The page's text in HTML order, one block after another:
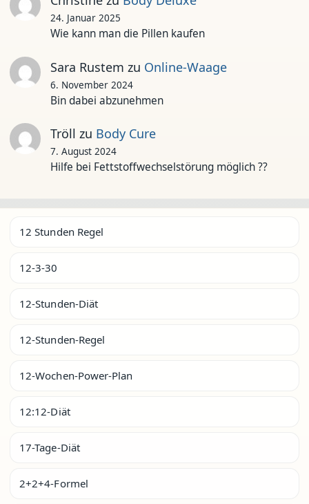
24. Januar 2025
Wie kann man die Pillen kaufen
Sara Rustem zu Online-Waage
6. November 2024
Bin dabei abzunehmen
Tröll zu Body Cure
7. August 2024
Hilfe bei Fettstoffwechselstörung möglich ??
12 Stunden Regel
12-3-30
12-Stunden-Diät
12-Stunden-Regel
12-Wochen-Power-Plan
12:12-Diät
17-Tage-Diät
2+2+4-Formel